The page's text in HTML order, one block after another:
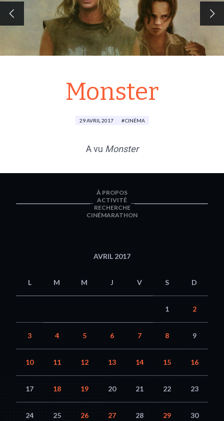
Monster
29 AVRIL 2017 CINÉMA
A vu Monster
À PROPOS
ACTIVITÉ
RECHERCHE
CINÉMARATHON
AVRIL 2017
L M M J V S D
1 2
3 4 5 6 7 8 9
10 11 12 13 14 15 16
17 18 19 20 21 22 23
24 25 26 27 28 29 30